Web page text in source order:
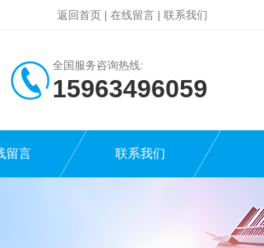
返回首页 | 在线留言 | 联系我们
全国服务咨询热线:
15963496059
留言 联系我们